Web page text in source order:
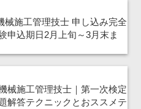
械施工管理技士 申し込み完全
申込期日2月上旬～3月末ま
械施工管理技士｜第一次検定
解答テクニックとおススメテ